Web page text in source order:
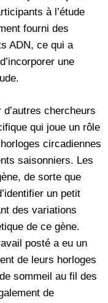
à l’étude
fourni des
ADN, ce qui a
une
chercheurs
qui joue un rôle
circadiennes
saisonniers. Les
de sorte que
un petit
des variations
de ce gène.
posté a eu un
de leurs horloges
sommeil au fil des
de